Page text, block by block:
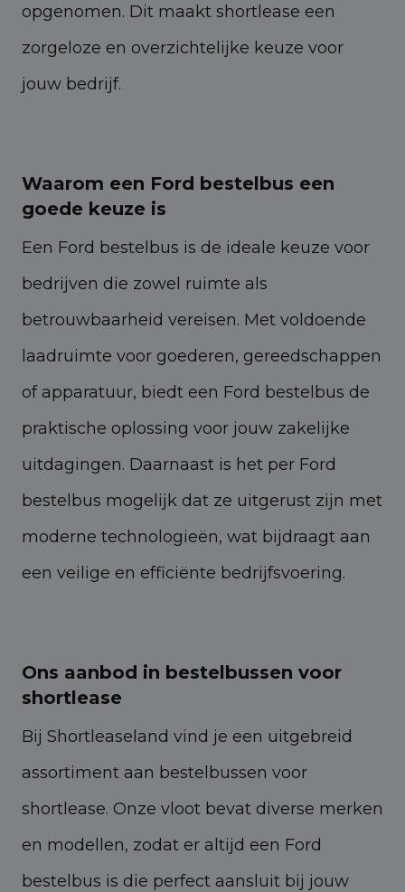
opgenomen. Dit maakt shortlease een
zorgeloze en overzichtelijke keuze voor
jouw bedrijf.
Waarom een Ford bestelbus een
goede keuze is
Een Ford bestelbus is de ideale keuze voor
bedrijven die zowel ruimte als
betrouwbaarheid vereisen. Met voldoende
laadruimte voor goederen, gereedschappen
of apparatuur, biedt een Ford bestelbus de
praktische oplossing voor jouw zakelijke
uitdagingen. Daarnaast is het per Ford
bestelbus mogelijk dat ze uitgerust zijn met
moderne technologieën, wat bijdraagt aan
een veilige en efficiënte bedrijfsvoering.
Ons aanbod in bestelbussen voor
shortlease
Bij Shortleaseland vind je een uitgebreid
assortiment aan bestelbussen voor
shortlease. Onze vloot bevat diverse merken
en modellen, zodat er altijd een Ford
bestelbus is die perfect aansluit bij jouw